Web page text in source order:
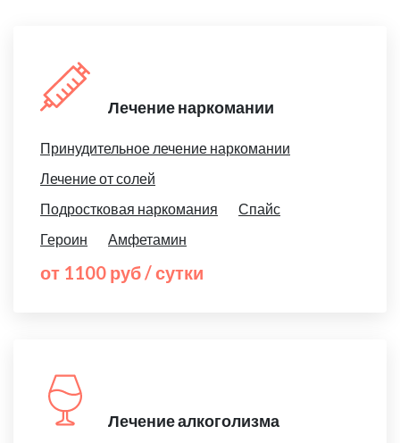
Лечение наркомании
Принудительное лечение наркомании
Лечение от солей
Подростковая наркомания
Спайс
Героин
Амфетамин
от 1100 руб / сутки
Лечение алкоголизма